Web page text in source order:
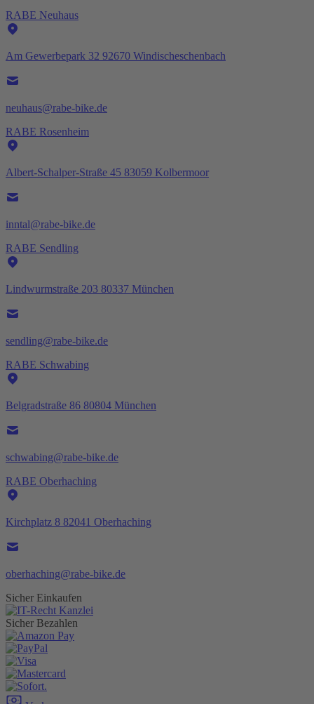
RABE Neuhaus
Am Gewerbepark 32 92670 Windischeschenbach
neuhaus@rabe-bike.de
RABE Rosenheim
Albert-Schalper-Straße 45 83059 Kolbermoor
inntal@rabe-bike.de
RABE Sendling
Lindwurmstraße 203 80337 München
sendling@rabe-bike.de
RABE Schwabing
Belgradstraße 86 80804 München
schwabing@rabe-bike.de
RABE Oberhaching
Kirchplatz 8 82041 Oberhaching
oberhaching@rabe-bike.de
Sicher Einkaufen
Sicher Bezahlen